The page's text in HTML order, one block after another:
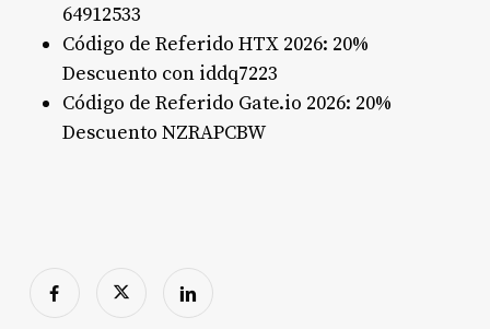
64912533
Código de Referido HTX 2026: 20%
Descuento con iddq7223
Código de Referido Gate.io 2026: 20%
Descuento NZRAPCBW